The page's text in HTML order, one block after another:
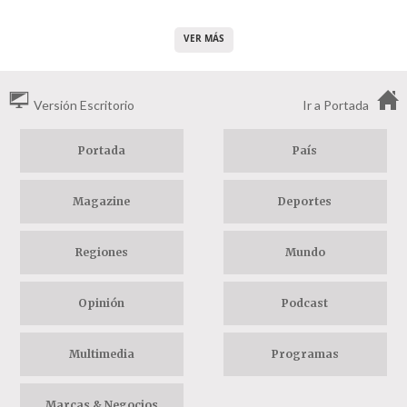
VER MÁS
Versión Escritorio Ir a Portada
Portada País
Magazine Deportes
Regiones Mundo
Opinión Podcast
Multimedia Programas